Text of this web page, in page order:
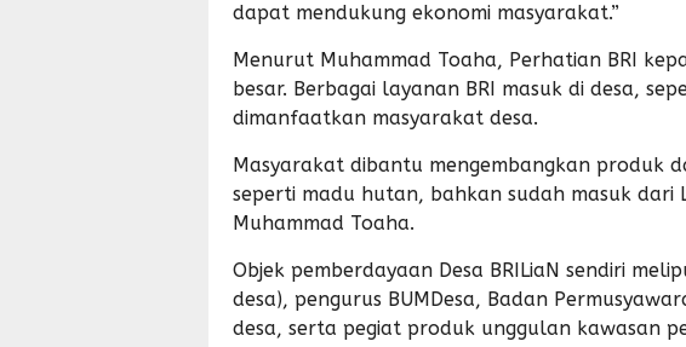
dapat mendukung ekonomi masyarakat.”
Menurut Muhammad Toaha, Perhatian BRI
besar. Berbagai layanan BRI masuk di desa,
dimanfaatkan masyarakat desa.
Masyarakat dibantu mengembangkan produk
seperti madu hutan, bahkan sudah masuk dari
Muhammad Toaha.
Objek pemberdayaan Desa BRILiaN sendiri
desa), pengurus BUMDesa, Badan
desa, serta pegiat produk unggulan kawasan